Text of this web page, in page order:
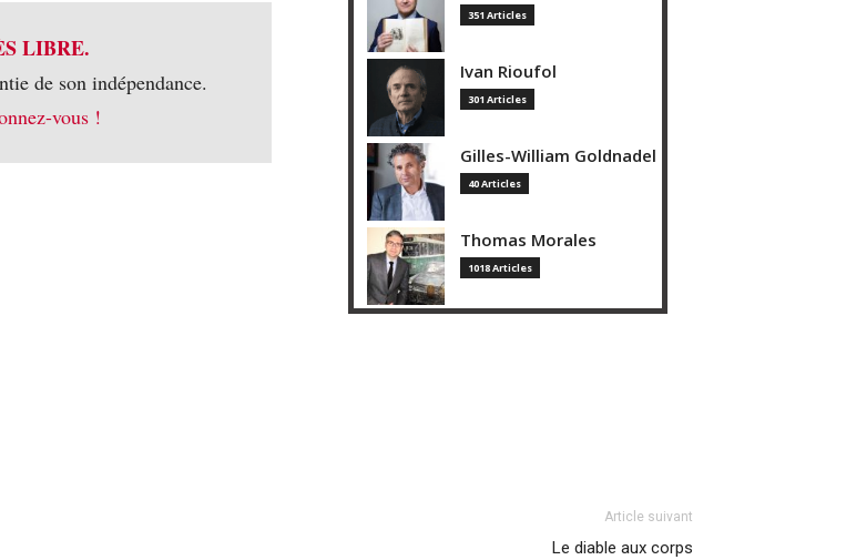
LIBRE.
de son indépendance.
vous !
351 Articles
Ivan Rioufol
301 Articles
Gilles-William Goldnadel
40 Articles
Thomas Morales
1018 Articles
Article suivant
Le diable aux corps